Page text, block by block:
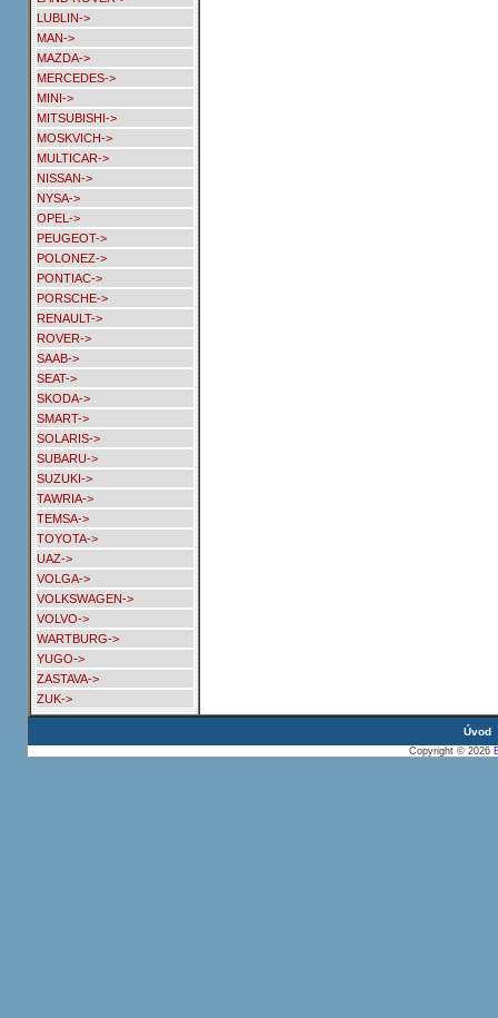
LUBLIN->
MAN->
MAZDA->
MERCEDES->
MINI->
MITSUBISHI->
MOSKVICH->
MULTICAR->
NISSAN->
NYSA->
OPEL->
PEUGEOT->
POLONEZ->
PONTIAC->
PORSCHE->
RENAULT->
ROVER->
SAAB->
SEAT->
SKODA->
SMART->
SOLARIS->
SUBARU->
SUZUKI->
TAWRIA->
TEMSA->
TOYOTA->
UAZ->
VOLGA->
VOLKSWAGEN->
VOLVO->
WARTBURG->
YUGO->
ZASTAVA->
ZUK->
Úvod
Copyright © 2026